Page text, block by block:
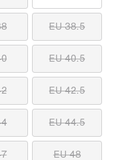
EU 38.5
EU 40.5
EU 42.5
EU 44.5
EU 48